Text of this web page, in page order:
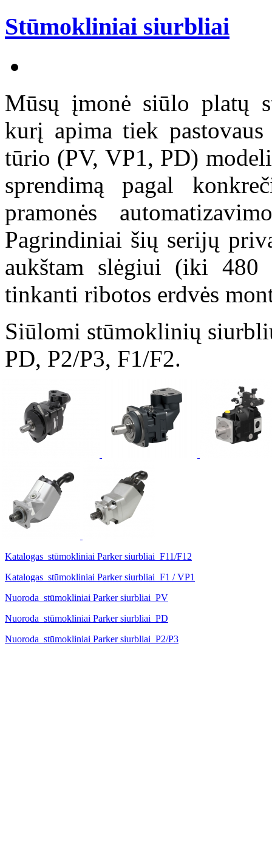
Stūmokliniai siurbliai
Mūsų įmonė siūlo platų
kurį apima tiek
tūrio (PV, VP1, PD)
sprendimą pagal
pramonės
Pagrindiniai šių serijų
aukštam slėgiui (iki 480
tinkanti ribotos erdvės
Siūlomi stūmoklinių
PD, P2/P3, F1/F2.
Katalogas_stūmokliniai Parker siurbliai_F11/F12
Katalogas_stūmokliniai Parker siurbliai_F1 / VP1
Nuoroda_stūmokliniai Parker siurbliai_PV
Nuoroda_stūmokliniai Parker siurbliai_PD
Nuoroda_stūmokliniai Parker siurbliai_P2/P3